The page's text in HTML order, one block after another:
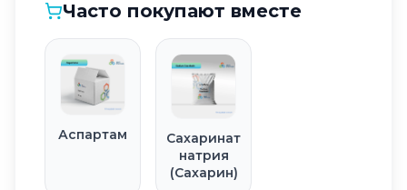
Часто покупают вместе
Аспартам
Сахаринат
натрия
(Сахарин)